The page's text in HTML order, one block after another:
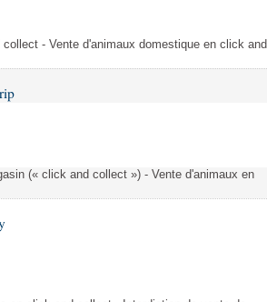
- Vente d'animaux domestique en click and
(« click and collect ») - Vente d'animaux en